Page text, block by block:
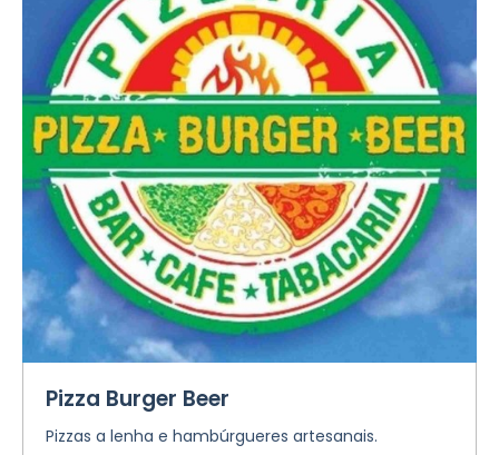
Pizza Burger Beer
Pizzas a lenha e hambúrgueres artesanais.